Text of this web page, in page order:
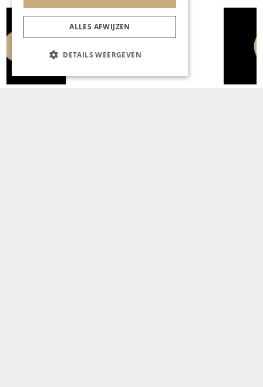
GASTRONOMIE
Colombe
ALLES AFWIJZEN
DETAILS WEERGEVEN